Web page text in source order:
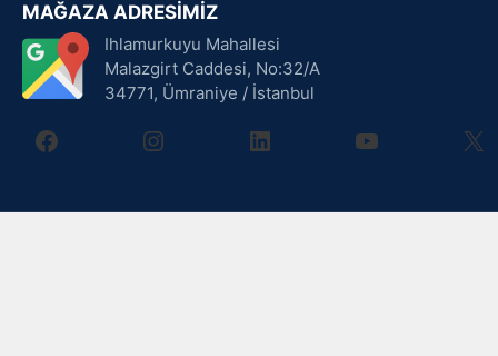
MAĞAZA ADRESİMİZ
Ihlamurkuyu Mahallesi
Malazgirt Caddesi, No:32/A
34771, Ümraniye / İstanbul
facebookinstagramlinkedin youtube X